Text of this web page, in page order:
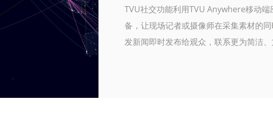
TVU社交功能利用TVU Anywhere移动端
备，让现场记者或摄像师在采集素材的
发新闻即时发布给观众，联系更为简洁、